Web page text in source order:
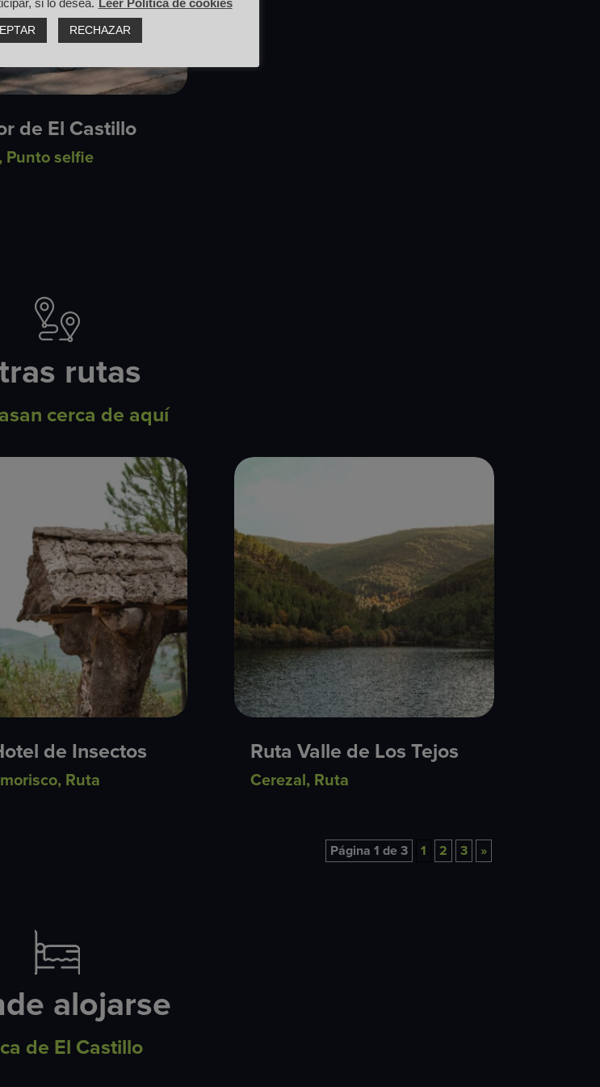
de El Castillo
Punto selfie
rutas
cerca de aquí
de Insectos
, Ruta
Ruta Valle de Los Tejos
Cerezal, Ruta
Página 1 de 3 1 2 3 »
alojarse
de El Castillo
si lo desea. Leer Política de cookies
RECHAZAR